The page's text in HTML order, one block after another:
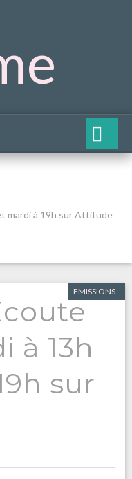
mardi à 19h sur Attitude
EMISSIONS
à 13h
sur